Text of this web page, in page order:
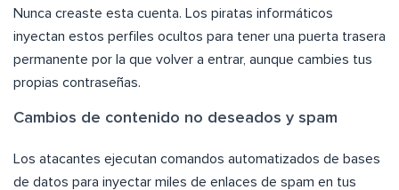
Nunca creaste esta cuenta. Los piratas informáticos
inyectan estos perfiles ocultos para tener una puerta trasera
permanente por la que volver a entrar, aunque cambies tus
propias contraseñas.
Cambios de contenido no deseados y spam
Los atacantes ejecutan comandos automatizados de bases
de datos para inyectar miles de enlaces de spam en tus